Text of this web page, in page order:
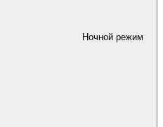
Ночной режим